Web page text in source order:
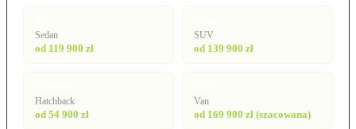
Sedan
od 119 900 zł
SUV
od 139 900 zł
Hatchback
od 54 900 zł
Van
od 169 900 zł (szacowana)